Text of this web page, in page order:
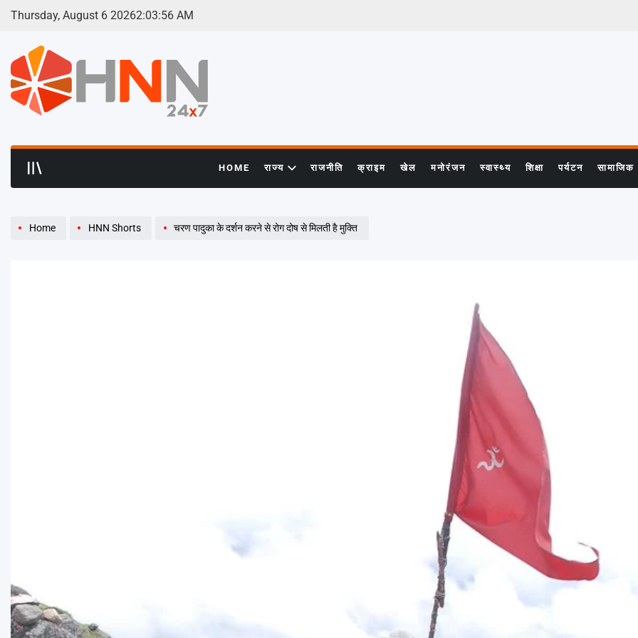
Skip
Thursday, August 6 20262:03:57 AM
HOME राज्य राजनीति क्राइम खेल मनोरंजन स्वास्थ्य शिक्षा पर्यटन सामाजिक
Home HNN Shorts चरण पादुका के दर्शन करने से रोग दोष से मिलती है मुक्ति